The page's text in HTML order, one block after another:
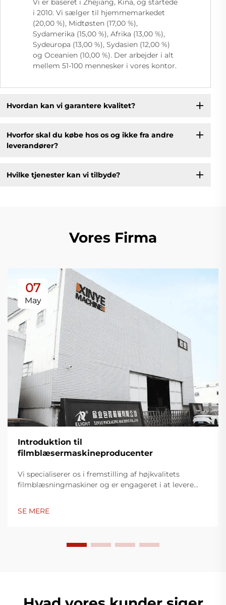
Vi er baseret i Zhejiang, Kina, og startede
i 2010. Vi sælger til hjemmemarkedet
(20,00 %), Midtøsten (17,00 %),
Sydamerika (15,00 %), Afrika (13,00 %),
Sydeuropa (13,00 %), Sydasien (12,00 %)
og Oceanien (10,00 %). Der arbejder i alt
mellem 51-100 mennesker i vores kontor.
Hvordan kan vi garantere kvalitet?
Hvorfor skal du købe hos os og ikke fra andre
leverandører?
Hvilke tjenester kan vi tilbyde?
Vores Firma
07
May
Introduktion til
filmblæsermaskineproducenter
Vi specialiserer os i fremstilling af højkvalitets
filmblæsningmaskiner og er engageret i at levere
teknologi, er højtydende, energieffektive og stabile,
SE MERE